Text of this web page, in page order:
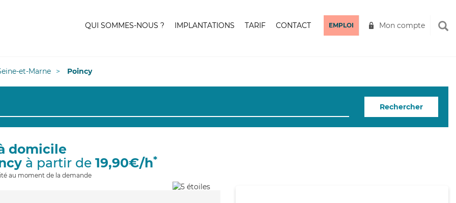
QUI SOMMES-NOUS ? IMPLANTATIONS TARIF CONTACT EMPLOI Mon compte
et-Marne Poincy
Rechercher
domicile
à partir de 19,90€/h*
au moment de la demande